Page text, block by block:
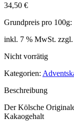
34,50 €
Grundpreis pro 100g:
inkl. 7 % MwSt. zzgl.
Nicht vorrätig
Kategorien:
Beschreibung
Der Kölsche
Kakaogehalt